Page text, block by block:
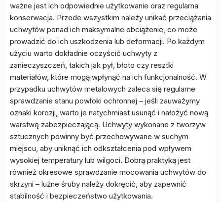
ważne jest ich odpowiednie użytkowanie oraz regularna
konserwacja. Przede wszystkim należy unikać przeciążania
uchwytów ponad ich maksymalne obciążenie, co może
prowadzić do ich uszkodzenia lub deformacji. Po każdym
użyciu warto dokładnie oczyścić uchwyty z
zanieczyszczeń, takich jak pył, błoto czy resztki
materiałów, które mogą wpłynąć na ich funkcjonalność. W
przypadku uchwytów metalowych zaleca się regularne
sprawdzanie stanu powłoki ochronnej – jeśli zauważymy
oznaki korozji, warto je natychmiast usunąć i nałożyć nową
warstwę zabezpieczającą. Uchwyty wykonane z tworzyw
sztucznych powinny być przechowywane w suchym
miejscu, aby uniknąć ich odkształcenia pod wpływem
wysokiej temperatury lub wilgoci. Dobrą praktyką jest
również okresowe sprawdzanie mocowania uchwytów do
skrzyni – luźne śruby należy dokręcić, aby zapewnić
stabilność i bezpieczeństwo użytkowania.